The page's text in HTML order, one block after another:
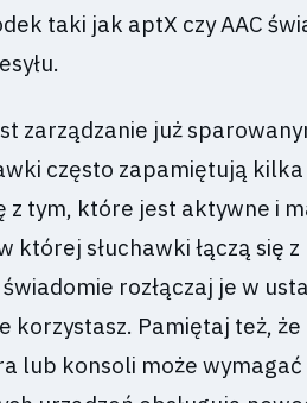
taki jak aptX czy AAC
zarządzanie już
często zapamiętują
z tym, które jest aktywne i
której słuchawki łączą się
rozłączaj je w
Pamiętaj też, że
lub konsoli może